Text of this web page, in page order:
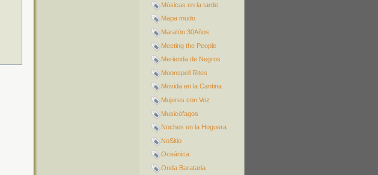
Músicas en la tarde
Mapa mudo
Maratón 30Años
Meeting the People
Merienda de Negros
Moonspell Rites
Movida en la Cantina
Mujeres con Voz
Musicófagos
Noches en la Hoguera
NoSitio
Oceánica
Onda Barataria